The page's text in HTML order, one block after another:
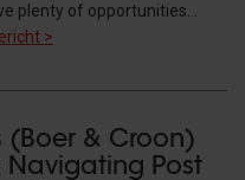
plenty of opportunities…
>
(Boer & Croon)
Navigating Post